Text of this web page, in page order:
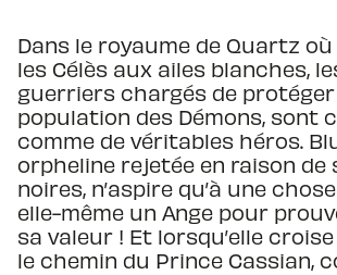
Dans le royaume de Quartz
les Célès aux ailes blanches,
guerriers chargés de
population des Démons, sont
comme de véritables héros.
orpheline rejetée en raison de
noires, n’aspire qu’à une
elle-même un Ange pour
sa valeur ! Et lorsqu’elle
le chemin du Prince Cassian,